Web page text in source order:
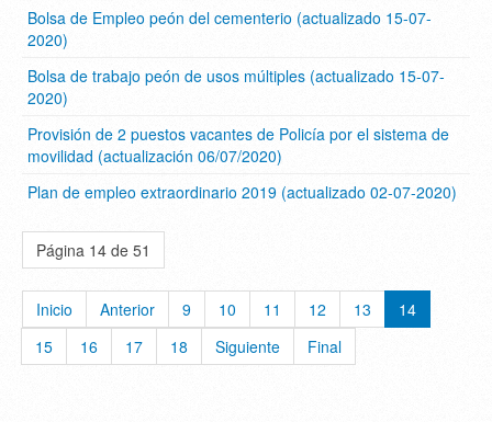
Bolsa de Empleo peón del cementerio (actualizado 15-07-
2020)
Bolsa de trabajo peón de usos múltiples (actualizado 15-07-
2020)
Provisión de 2 puestos vacantes de Policía por el sistema de
movilidad (actualización 06/07/2020)
Plan de empleo extraordinario 2019 (actualizado 02-07-2020)
Página 14 de 51
Inicio Anterior 9 10 11 12 13
14
15
16 17 18 Siguiente Final